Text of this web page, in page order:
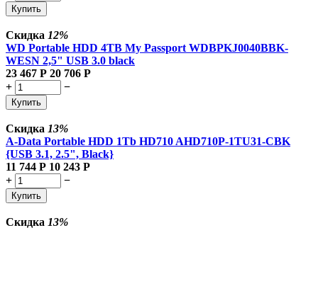
Купить
Скидка 12%
WD Portable HDD 4TB My Passport WDBPKJ0040BBK-
WESN 2,5" USB 3.0 black
23 467 Р 20 706 Р
+
−
Купить
Скидка 13%
A-Data Portable HDD 1Tb HD710 AHD710P-1TU31-CBK
{USB 3.1, 2.5", Black}
11 744 Р 10 243 Р
+
−
Купить
Скидка 13%